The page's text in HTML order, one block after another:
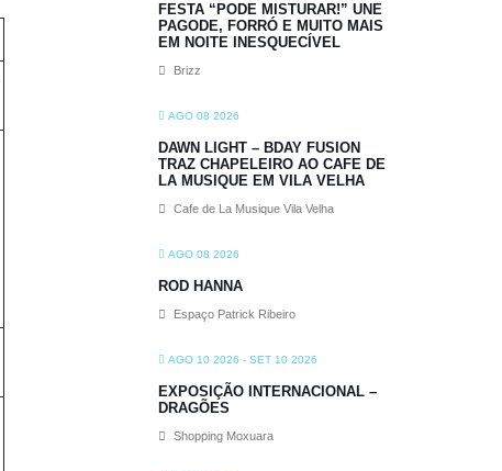
FESTA “PODE MISTURAR!” UNE
PAGODE, FORRÓ E MUITO MAIS
EM NOITE INESQUECÍVEL
Brizz
AGO 08 2026
DAWN LIGHT – BDAY FUSION
TRAZ CHAPELEIRO AO CAFE DE
LA MUSIQUE EM VILA VELHA
Cafe de La Musique Vila Velha
AGO 08 2026
ROD HANNA
Espaço Patrick Ribeiro
AGO 10 2026 - SET 10 2026
EXPOSIÇÃO INTERNACIONAL –
DRAGÕES
Shopping Moxuara